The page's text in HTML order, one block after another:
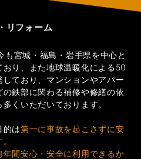
リフォーム
も宮城・福島・岩手県を中心と
り、また地球温暖化による50
ており、マンションやアパー
の鉄部に関わる補修や修繕の依
くいただいております。
的は第一に事故を起こさずに安
年間安心・安全に利用できるか